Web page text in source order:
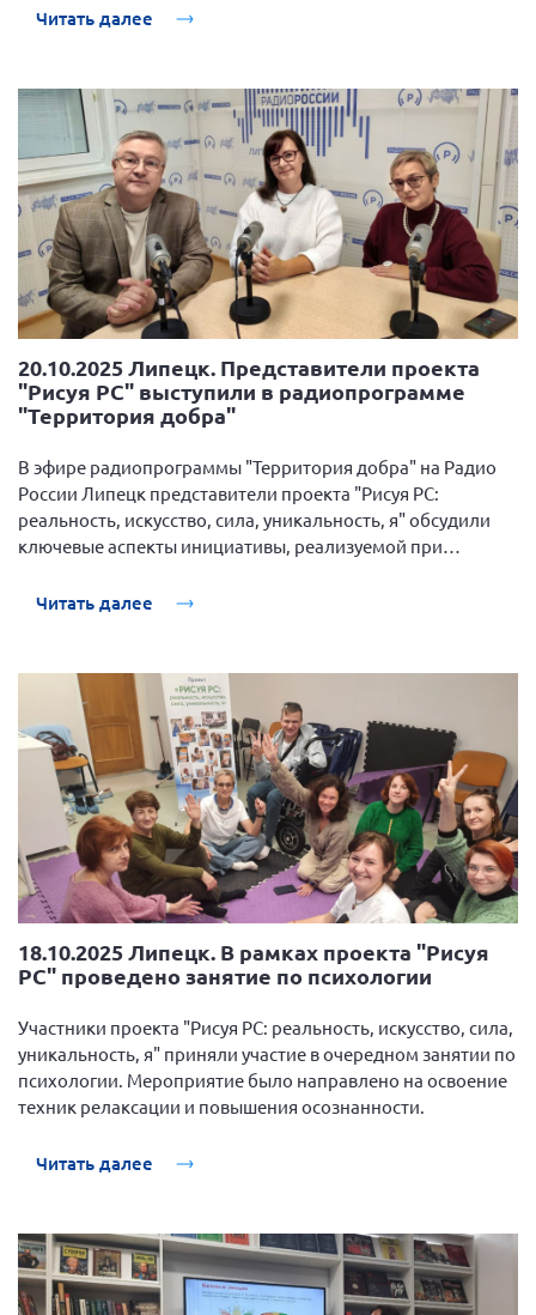
Читать далее
20.10.2025 Липецк. Представители проекта
"Рисуя РС" выступили в радиопрограмме
"Территория добра"
В эфире радиопрограммы "Территория добра" на Радио
России Липецк представители проекта "Рисуя РС:
реальность, искусство, сила, уникальность, я" обсудили
ключевые аспекты инициативы, реализуемой при
Благотворительного фонда "Милосердие".
Читать далее
18.10.2025 Липецк. В рамках проекта "Рисуя
РС" проведено занятие по психологии
Участники проекта "Рисуя РС: реальность, искусство, сила,
уникальность, я" приняли участие в очередном занятии по
психологии. Мероприятие было направлено на освоение
техник релаксации и повышения осознанности.
Читать далее